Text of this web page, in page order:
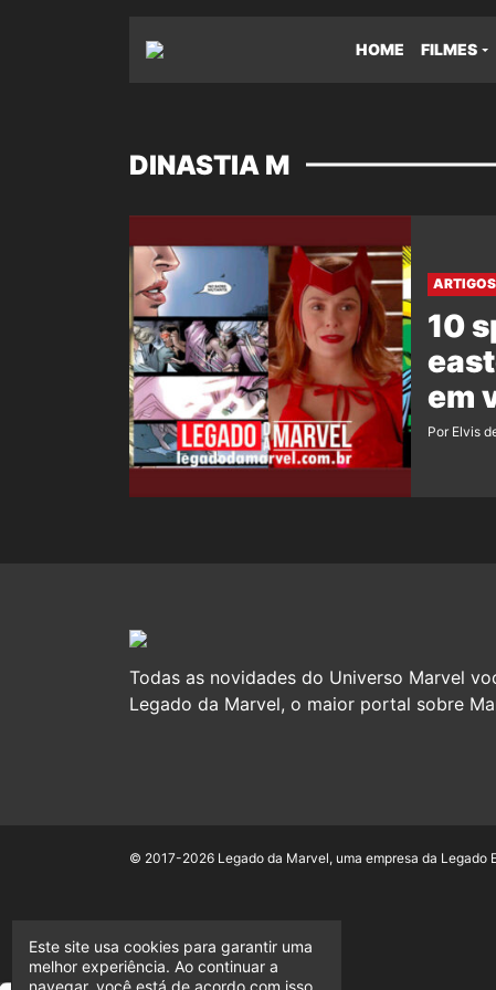
HOME FILMES
DINASTIA M
ARTIGOS
10
em
Por Elvis
Todas as novidades do Universo Marvel
Legado da Marvel, o maior portal sobre
© 2017-2026 Legado da Marvel, uma empresa da Legado
Este site usa cookies para garantir uma
melhor experiência. Ao continuar a
navegar, você está de acordo com isso.